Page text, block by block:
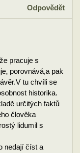
Odpovědět
pracuje s
porovnává,a pak
tu chvíli se
historika.
určitých faktů
člověka
lidumil s
nedají číst a